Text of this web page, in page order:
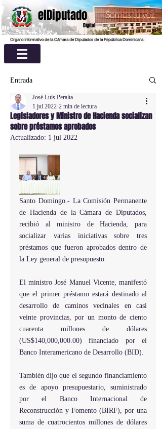
elDiputado
Digital
Organo Informativo de la Cámara de Diputados de la República Dominicana
Entrada
Legisladores y Ministro de Hacienda socializan
sobre préstamos aprobados
José Luis Peralta
1 jul 2022 2 min de lectura
Actualizado: 1 jul 2022
Santo Domingo.- La Comisión Permanente
de Hacienda de la Cámara de Diputados,
recibió al ministro de Hacienda, para
socializar varias iniciativas sobre tres
préstamos que fueron aprobados dentro de
la Ley general de presupuesto.
El ministro José Manuel Vicente, manifestó
que el primer préstamo estará destinado al
desarrollo de caminos vecinales en casi
veinte provincias, por un monto de ciento
cuarenta millones de dólares
(US$140,000,000.00) financiado por el
Banco Interamericano de Desarrollo (BID).
También dijo que el segundo financiamiento
es de apoyo presupuestario, suministrado
por el Banco Internacional de
Reconstrucción y Fomento (BIRF), por una
suma de cuatrocientos millones de dólares